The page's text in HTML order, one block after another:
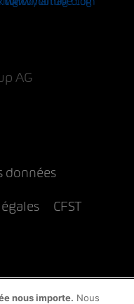
AG
données
CFST
nous importe. Nous